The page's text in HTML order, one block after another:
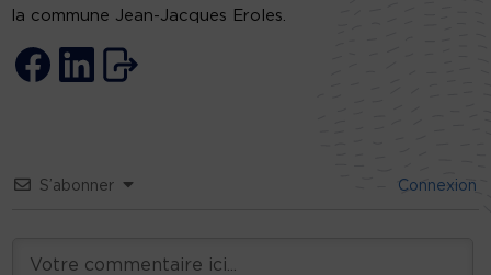
la commune Jean-Jacques Eroles.
S’abonner Connexion